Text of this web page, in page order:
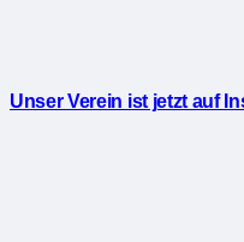
Unser Verein ist jetzt auf